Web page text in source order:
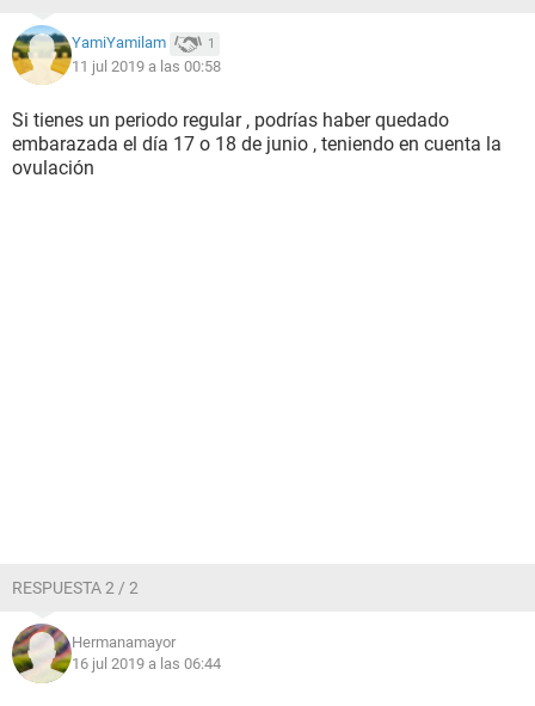
YamiYamilam 1
11 jul 2019 a las 00:58
Si tienes un periodo regular , podrías haber quedado
embarazada el día 17 o 18 de junio , teniendo en cuenta la
ovulación
RESPUESTA 2 / 2
Hermanamayor
16 jul 2019 a las 06:44